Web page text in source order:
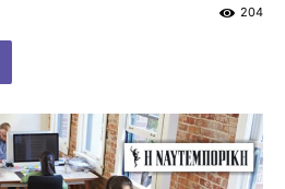
204